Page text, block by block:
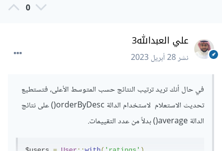
0
علي العبدالله3
نشر28 أبريل 2023
في حال أنك تريد ترتيب النتائج حسب المتوسط الأعلى، فتستطيع
تحديث الاستعلام لاستخدام الدالة orderByDesc() على نتائج
الدالة average() بدلاً من عدد التقييمات.